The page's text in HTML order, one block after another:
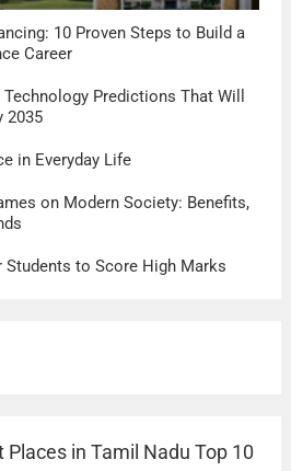
10 Proven Steps to Build a
Career
Predictions That Will
2035
in Everyday Life
on Modern Society: Benefits,
Students to Score High Marks
Places in Tamil Nadu Top 10